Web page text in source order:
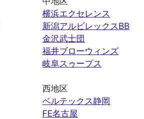
横浜エクセレンス
新潟アルビレックスBB
金沢武士団
福井ブローウィンズ
岐阜スゥープス
西地区
ベルテックス静岡
FE名古屋